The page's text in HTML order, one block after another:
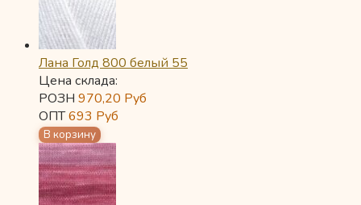
Лана Голд 800 белый 55
Цена склада:
РОЗН 970,20 Руб
ОПТ693 Руб